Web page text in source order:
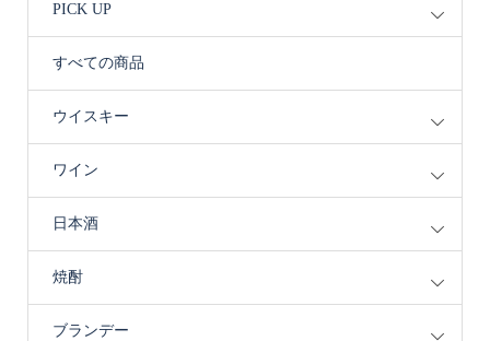
PICK UP
すべての商品
ウイスキー
ワイン
日本酒
焼酎
ブランデー